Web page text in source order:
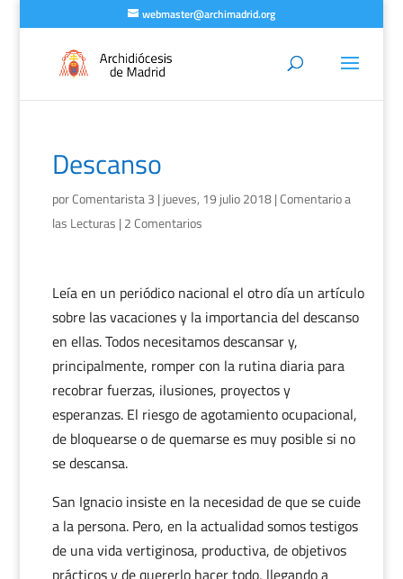
webmaster@archimadrid.org
Descanso
porComentarista 3 | jueves, 19 julio 2018|Comentario a
las Lecturas | 2 Comentarios
Leía en un periódico nacional el otro día un artículo
sobre las vacaciones y la importancia del descanso
en ellas. Todos necesitamos descansar y,
principalmente, romper con la rutina diaria para
recobrar fuerzas, ilusiones, proyectos y
esperanzas. El riesgo de agotamiento ocupacional,
de bloquearse o de quemarse es muy posible si no
se descansa.
San Ignacio insiste en la necesidad de que se cuide
a la persona. Pero, en la actualidad somos testigos
de una vida vertiginosa, productiva, de objetivos
prácticos y de quererlo hacer todo, llegando a